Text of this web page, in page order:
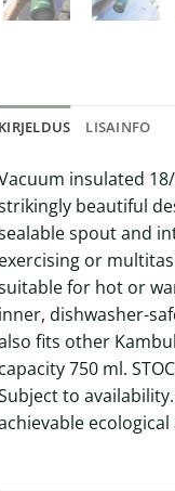
KIRJELDUS LISAINFO
insulated
beautiful
spout and
exercising or
for hot or
inner, dishwasher-
fits other
capacity 750 ml.
to